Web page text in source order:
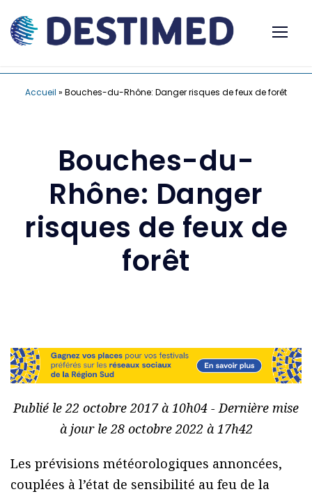
Accueil » Bouches-du-Rhône: Danger risques de feux de forêt
Bouches-du-
Rhône: Danger
risques de feux de
forêt
Publié le 22 octobre 2017 à 10h04 - Dernière mise
à jour le 28 octobre 2022 à 17h42
Les prévisions météorologiques annoncées,
couplées à l’état de sensibilité au feu de la